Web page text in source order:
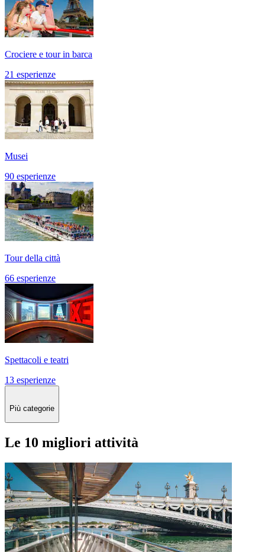
Crociere e tour in barca
21 esperienze
Musei
90 esperienze
Tour della città
66 esperienze
Spettacoli e teatri
13 esperienze
Più categorie
Le 10 migliori attività